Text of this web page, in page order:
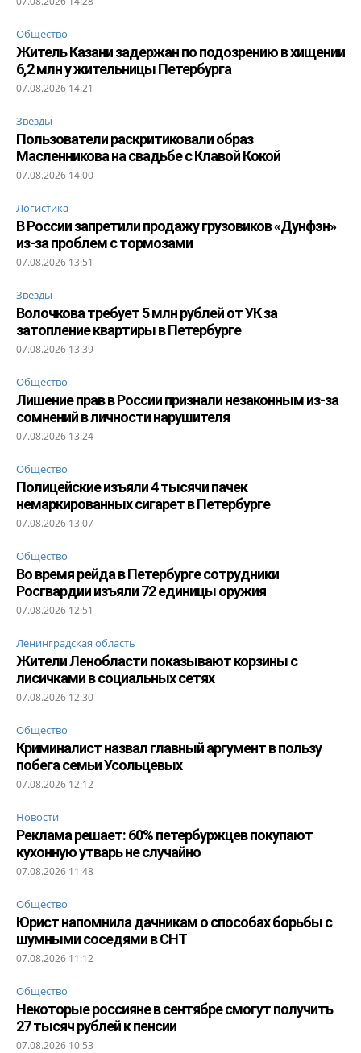
Общество
Житель Казани задержан по подозрению в хищении
6,2 млн у жительницы Петербурга
07.08.2026 14:21
Звезды
Пользователи раскритиковали образ
Масленникова на свадьбе с Клавой Кокой
07.08.2026 14:00
Логистика
В России запретили продажу грузовиков «Дунфэн»
из-за проблем с тормозами
07.08.2026 13:51
Звезды
Волочкова требует 5 млн рублей от УК за
затопление квартиры в Петербурге
07.08.2026 13:39
Общество
Лишение прав в России признали незаконным из-за
сомнений в личности нарушителя
07.08.2026 13:24
Общество
Полицейские изъяли 4 тысячи пачек
немаркированных сигарет в Петербурге
07.08.2026 13:07
Общество
Во время рейда в Петербурге сотрудники
Росгвардии изъяли 72 единицы оружия
07.08.2026 12:51
Ленинградская область
Жители Ленобласти показывают корзины с
лисичками в социальных сетях
07.08.2026 12:30
Общество
Криминалист назвал главный аргумент в пользу
побега семьи Усольцевых
07.08.2026 12:12
Новости
Реклама решает: 60% петербуржцев покупают
кухонную утварь не случайно
07.08.2026 11:48
Общество
Юрист напомнила дачникам о способах борьбы с
шумными соседями в СНТ
07.08.2026 11:12
Общество
Некоторые россияне в сентябре смогут получить
27 тысяч рублей к пенсии
07.08.2026 10:53